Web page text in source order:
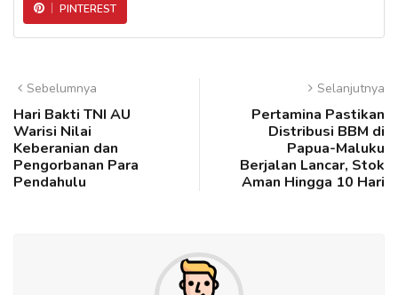
PINTEREST
Sebelumnya
Hari Bakti TNI AU
Warisi Nilai
Keberanian dan
Pengorbanan Para
Pendahulu
Selanjutnya
Pertamina Pastikan
Distribusi BBM di
Papua-Maluku
Berjalan Lancar, Stok
Aman Hingga 10 Hari